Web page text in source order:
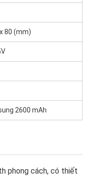
80 (mm)
2600 mAh
phong cách, có thiết